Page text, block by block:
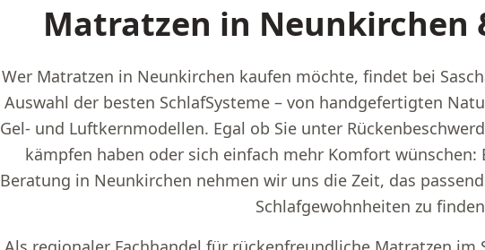
Matratzen in Neunkirchen
Wer Matratzen in Neunkirchen kaufen möchte, findet bei
Auswahl der besten SchlafSysteme – von handgefertigten
Gel- und Luftkernmodellen. Egal ob Sie unter
kämpfen haben oder sich einfach mehr Komfort
Beratung in Neunkirchen nehmen wir uns die Zeit, das
Schlafgewohnheiten zu